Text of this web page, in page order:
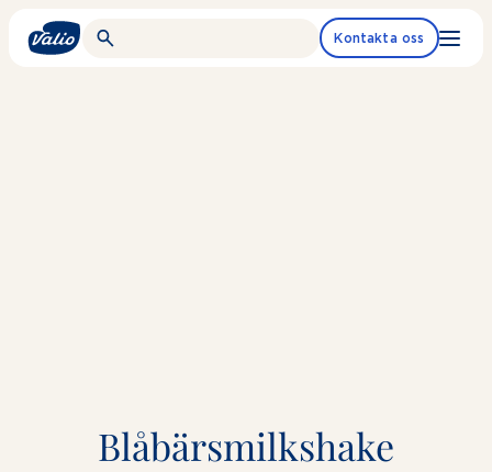
Kontakta oss
Blåbärsmilkshake